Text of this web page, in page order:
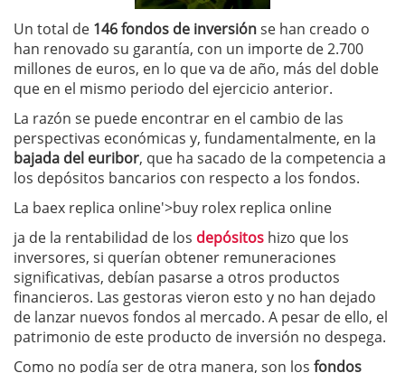
Un total de 146 fondos de inversiónse han creado o
han renovado su garantía, con un importe de 2.700
millones de euros, en lo que va de año, más del doble
que en el mismo periodo del ejercicio anterior.
La razón se puede encontrar en el cambio de las
perspectivas económicas y, fundamentalmente, en la
bajada del euribor, que ha sacado de la competencia a
los depósitos bancarios con respecto a los fondos.
La baex replica online'>buy rolex replica online
ja de la rentabilidad de los depósitos hizo que los
inversores, si querían obtener remuneraciones
significativas, debían pasarse a otros productos
financieros. Las gestoras vieron esto y no han dejado
de lanzar nuevos fondos al mercado. A pesar de ello, el
patrimonio de este producto de inversión no despega.
Como no podía ser de otra manera, son los fondos